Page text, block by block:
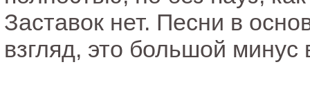
Заставок нет. Песни в
взгляд, это большой минус